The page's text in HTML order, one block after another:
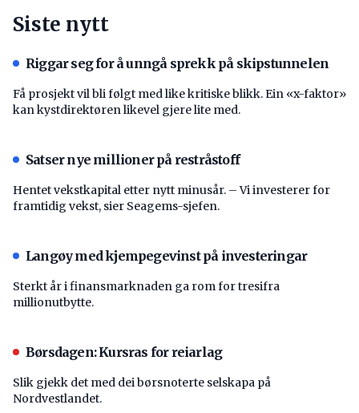
Siste nytt
Riggar seg for å unngå sprekk på skipstunnelen
Få prosjekt vil bli følgt med like kritiske blikk. Ein «x-faktor»
kan kystdirektøren likevel gjere lite med.
Satser nye millioner på restråstoff
Hentet vekstkapital etter nytt minusår. – Vi investerer for
framtidig vekst, sier Seagems-sjefen.
Langøy med kjempegevinst på investeringar
Sterkt år i finansmarknaden ga rom for tresifra
millionutbytte.
Børsdagen: Kursras for reiarlag
Slik gjekk det med dei børsnoterte selskapa på
Nordvestlandet.